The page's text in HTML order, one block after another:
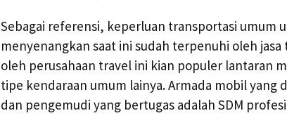
Sebagai referensi, keperluan transportasi umum
menyenangkan saat ini sudah terpenuhi oleh
oleh perusahaan travel ini kian populer lantaran
tipe kendaraan umum lainya. Armada mobil
dan pengemudi yang bertugas adalah SDM